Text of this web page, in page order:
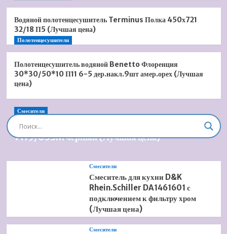
Водяной полотенцесушитель Terminus Полка 450х721
32/18 П5 (Лучшая цена)
Полотенцесушители
Полотенцесушитель водяной Benetto Флоренция
30*30/50*10 П11 6-5 дер.накл.9шт амер.орех (Лучшая
цена)
Смесители
Душевая система встроенная Timo Briana SX-
7119/03SM черный (Лучшая цена)
Смесители
Смеситель для кухни D&K
Rhein.Schiller DA1461601 с
подключением к фильтру хром
(Лучшая цена)
Смесители